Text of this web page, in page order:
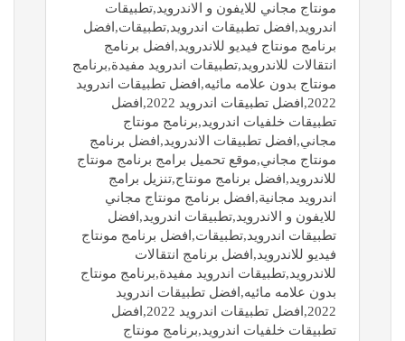
مونتاج مجاني للايفون و الاندرويد,تطبيقات
اندرويد,افضل تطبيقات اندرويد,تطبيقات,افضل
برنامج مونتاج فيديو للاندرويد,افضل برنامج
انتقالات للاندرويد,تطبيقات اندرويد مفيدة,برنامج
مونتاج بدون علامه مائيه,افضل تطبيقات اندرويد
2022,افضل تطبيقات اندرويد 2022,افضل
تطبيقات خلفيات اندرويد,برنامج مونتاج
مجاني,افضل تطبيقات الاندرويد,افضل برنامج
مونتاج مجاني,موقع تحميل برامج برنامج مونتاج
للاندرويد,افضل برنامج مونتاج,تنزيل برامج
اندرويد مجانية,افضل برنامج مونتاج مجاني
للايفون و الاندرويد,تطبيقات اندرويد,افضل
تطبيقات اندرويد,تطبيقات,افضل برنامج مونتاج
فيديو للاندرويد,افضل برنامج انتقالات
للاندرويد,تطبيقات اندرويد مفيدة,برنامج مونتاج
بدون علامه مائيه,افضل تطبيقات اندرويد
2022,افضل تطبيقات اندرويد 2022,افضل
تطبيقات خلفيات اندرويد,برنامج مونتاج